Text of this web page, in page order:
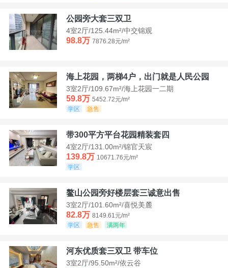
公园旁大套三双卫
4室2厅/125.44m²/中交锦观
98.8万 7876.28元/m²
海上花园，两梯4户，出门就是人民公园
3室2厅/109.67m²/海上花园一二期
59.8万 5452.72元/m²
学区
急售
带300平方平台花园精装套四
4室2厅/131.00m²/锦官天宸
139.8万 10671.76元/m²
学区
鳌山公园旁好楼层套三诚意出售
3室2厅/101.60m²/喜悦美麓
82.8万 8149.61元/m²
学区
急售 满两年
河东优质套三双卫 带车位
3室2厅/95.50m²/依云谷